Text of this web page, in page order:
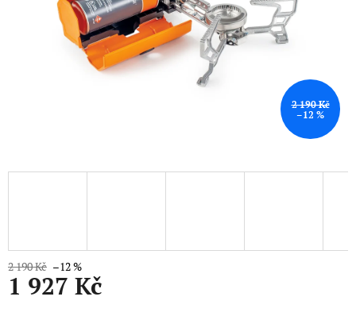
2 190 Kč
–12 %
2 190 Kč –12 %
1 927 Kč